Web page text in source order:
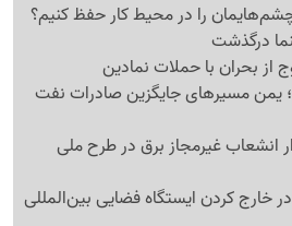
را در محیط کار حفظ کنیم؟
درگذشت
از بحران با حملات نمادین
یمن مسیرهای جایگزین صادرات نفت
جمع‌آوری 194 هزار انشعاب غیرمجاز برق در طرح ملی
خارج کردن ایستگاه فضایی بین‌المللی